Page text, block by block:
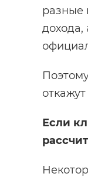
разные
дохода,
Если